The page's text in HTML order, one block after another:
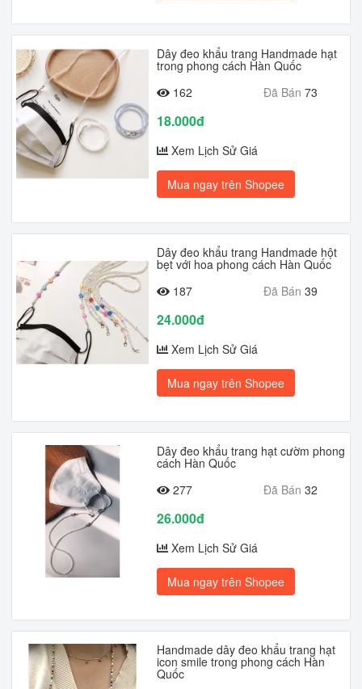
Dây đeo khẩu trang Handmade hạt
trong phong cách Hàn Quốc
162
Đã Bán 73
18.000đ
Xem Lịch Sử Giá
Mua ngay trên Shopee
Dây đeo khẩu trang Handmade hột
bẹt với hoa phong cách Hàn Quốc
187
Đã Bán 39
24.000đ
Xem Lịch Sử Giá
Mua ngay trên Shopee
Dây đeo khẩu trang hạt cườm phong
cách Hàn Quốc
277
Đã Bán 32
26.000đ
Xem Lịch Sử Giá
Mua ngay trên Shopee
Handmade dây đeo khẩu trang hạt
icon smile trong phong cách Hàn
Quốc